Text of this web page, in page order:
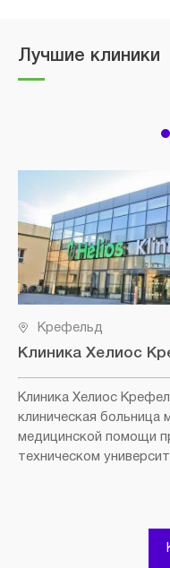
Лучшие клиники
Крефельд
Клиника Хелиос
Клиника Хелиос
клиническая больница
медицинской помощи
техническом